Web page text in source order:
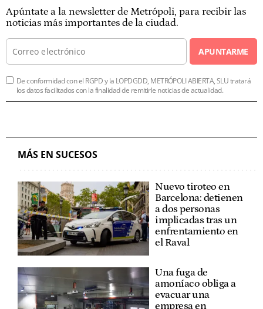
Apúntate a la newsletter de Metrópoli, para recibir las
noticias más importantes de la ciudad.
APUNTARME
De conformidad con el RGPD y la LOPDGDD, METRÓPOLI ABIERTA, SLU tratará
los datos facilitados con la finalidad de remitirle noticias de actualidad.
MÁS EN SUCESOS
Nuevo tiroteo en
Barcelona: detienen
a dos personas
implicadas tras un
enfrentamiento en
el Raval
Una fuga de
amoníaco obliga a
evacuar una
empresa en